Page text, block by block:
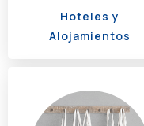
Hoteles y
Alojamientos